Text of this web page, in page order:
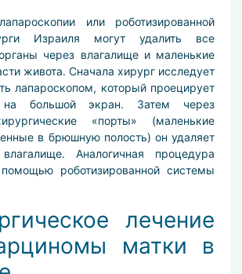
или роботизированной
Израиля могут удалить все
через влагалище и маленькие
живота. Сначала хирург исследует
лапароскопом, который проецирует
на большой экран. Затем через
«порты» (маленькие
в брюшную полость) он удаляет
Аналогичная процедура
роботизированной системы
лечение
матки в